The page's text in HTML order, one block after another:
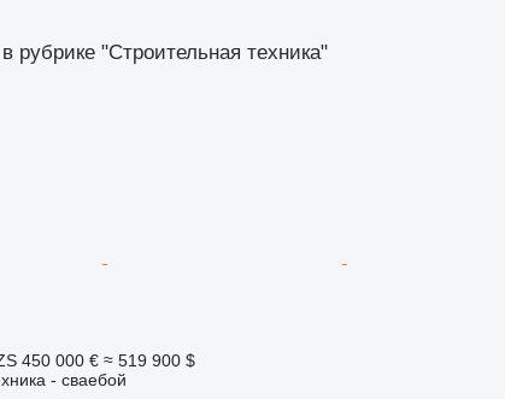
рубрике "Строительная техника"
450 000 € ≈ 519 900 $
- сваебой